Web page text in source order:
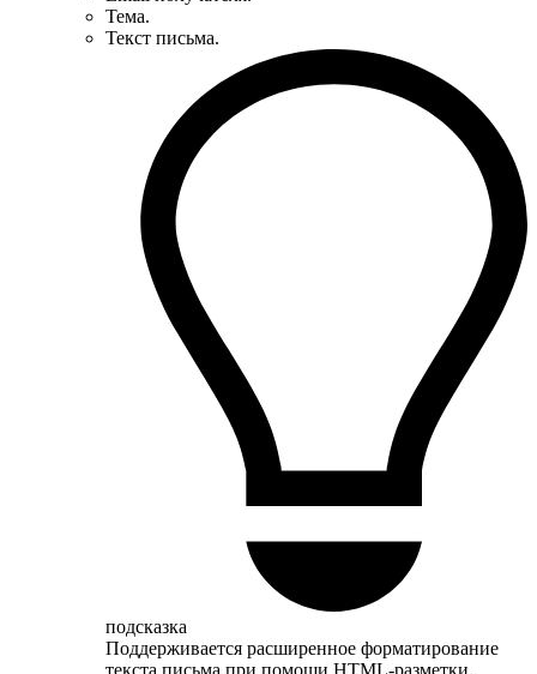
Тема.
Текст письма.
подсказка
Поддерживается расширенное форматирование
текста письма при помощи HTML-разметки.